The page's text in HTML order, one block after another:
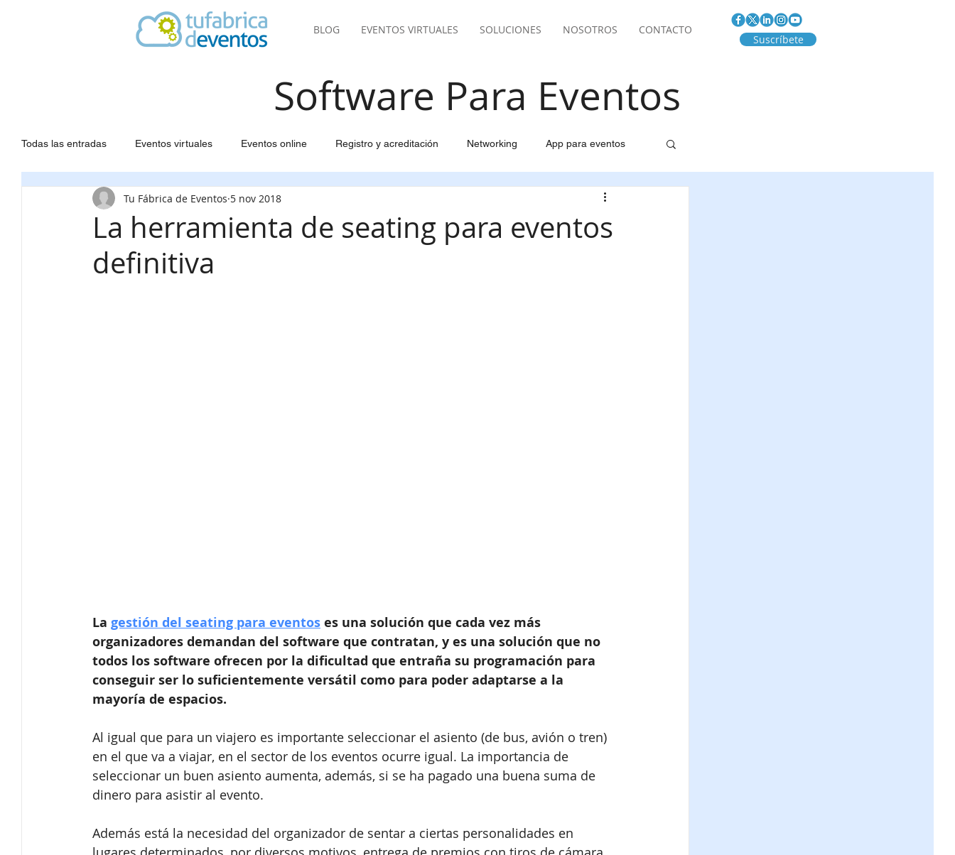
BLOG EVENTOS VIRTUALES SOLUCIONES NOSOTROS CONTACTO
Suscríbete
Todas las entradas Eventos virtuales Eventos online Registro y acreditación Networking App para eventos
Software para Eventos Agendas a medida Pasarela pago
Seating para eventos Congresos científicos
La herramienta de seating para eventos
definitiva
Tu Fábrica de Eventos 5 nov 2018
La gestión del seating para eventos es una solución que cada vez más
organizadores demandan del software que contratan, y es una solución que no
todos los software ofrecen por la dificultad que entraña su programación para
conseguir ser lo suficientemente versátil como para poder adaptarse a la
mayoría de espacios.
Al igual que para un viajero es importante seleccionar el asiento (de bus, avión o tren)
en el que va a viajar, en el sector de los eventos ocurre igual. La importancia de
seleccionar un buen asiento aumenta, además, si se ha pagado una buena suma de
dinero para asistir al evento.
Además está la necesidad del organizador de sentar a ciertas personalidades en
Software Para Eventos